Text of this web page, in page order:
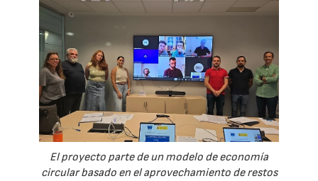
El proyecto parte de un modelo de economía
circular basado en el aprovechamiento de restos